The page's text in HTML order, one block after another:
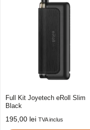
Full Kit Joyetech eRoll Slim
Black
195,00 lei TVA inclus